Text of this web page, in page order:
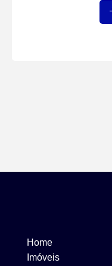
Home
Imóveis